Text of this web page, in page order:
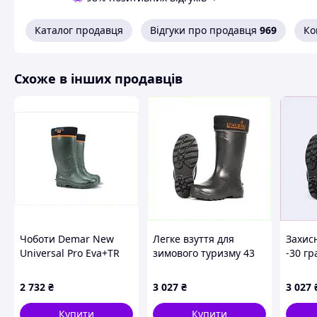
Відповідність
розмір 48 -
Вам сподобалася модель
Зателефонуйте 067-9272731 / 050-
Вам
Або задайте запитання
Всі товари
Якісне взуття
Каталог продавця Відгуки про продавця 969
Схоже в інших продавців
Чоботи Demar New
Universal Pro Eva+TR
2 732 ₴
Купити
Легке взуття для
зимового туризму 43
6715A58A9X
3 027 ₴
Купити
-30
3 027